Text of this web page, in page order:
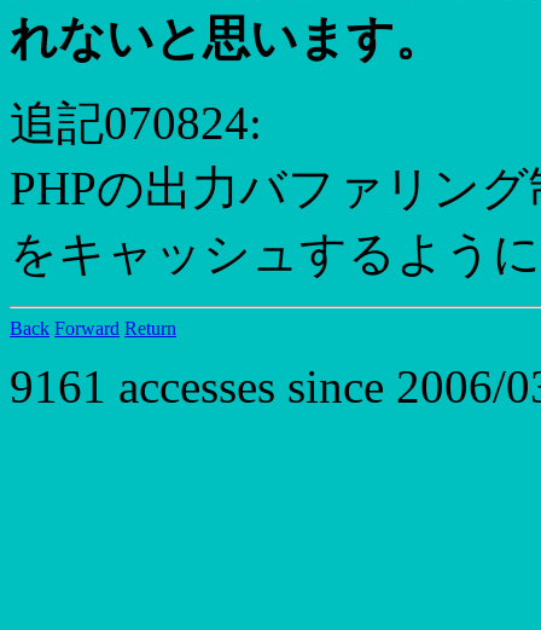
れないと思います。
追記070824:
PHPの出力バファリン
をキャッシュするよう
Back Forward Return
9161 accesses since 2006/